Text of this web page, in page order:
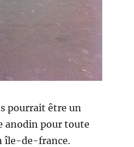
pourrait être un
anodin pour toute
île-de-france.